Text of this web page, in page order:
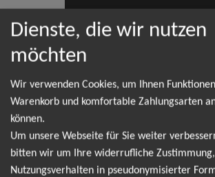
Wir informieren dich jedoch gerne
es neue Termine gibt. Einfach hier
Newsletter anmelden und keine
Tourdaten mehr verpassen!
Dienste, die wir nutzen
möchten
Wir verwenden Cookies, um Ihnen
Warenkorb und komfortable Zahlungsarten
können.
Um unsere Webseite für Sie weiter
bitten wir um Ihre widerrufliche
Nutzungsverhalten in pseudonymisierter